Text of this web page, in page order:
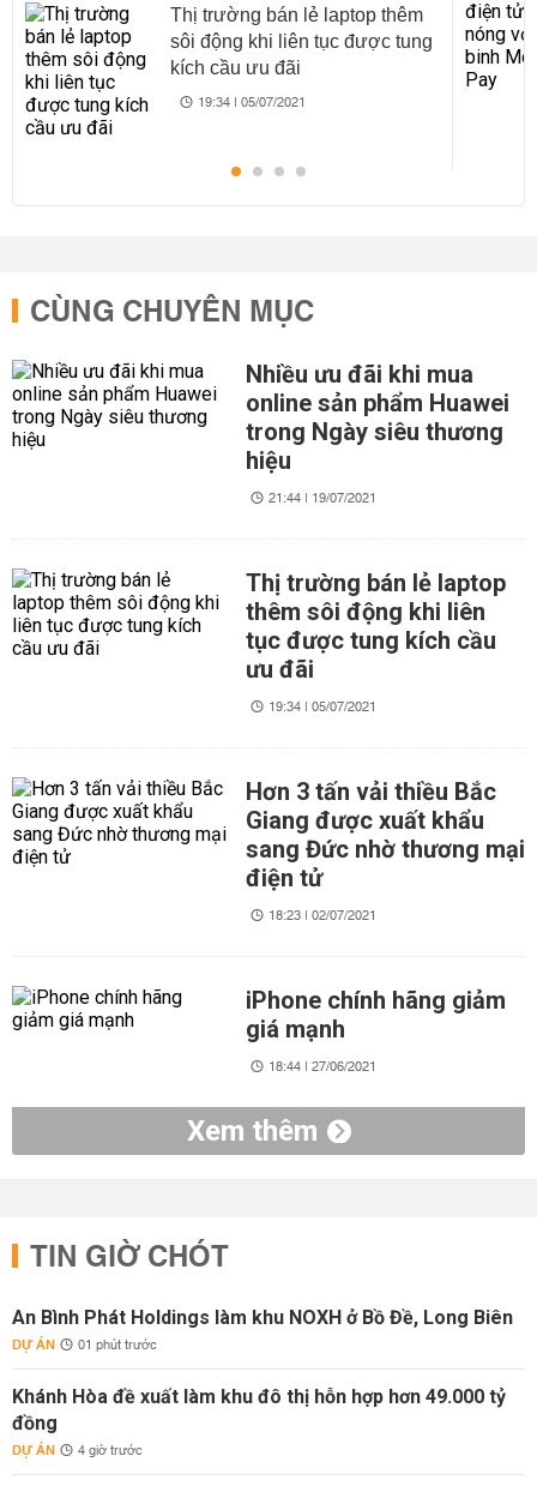
Thị trường bán lẻ laptop thêm
sôi động khi liên tục được tung
kích cầu ưu đãi
19:34 | 05/07/2021
CÙNG CHUYÊN MỤC
Nhiều ưu đãi khi mua
online sản phẩm Huawei
trong Ngày siêu thương
hiệu
21:44 | 19/07/2021
Thị trường bán lẻ laptop
thêm sôi động khi liên
tục được tung kích cầu
ưu đãi
19:34 | 05/07/2021
Hơn 3 tấn vải thiều Bắc
Giang được xuất khẩu
sang Đức nhờ thương mại
điện tử
18:23 | 02/07/2021
iPhone chính hãng giảm
giá mạnh
18:44 | 27/06/2021
Xem thêm
TIN GIỜ CHÓT
An Bình Phát Holdings làm khu NOXH ở Bồ Đề, Long Biên
DỰ ÁN 01 phút trước
Khánh Hòa đề xuất làm khu đô thị hỗn hợp hơn 49.000 tỷ
đồng
DỰ ÁN 4 giờ trước